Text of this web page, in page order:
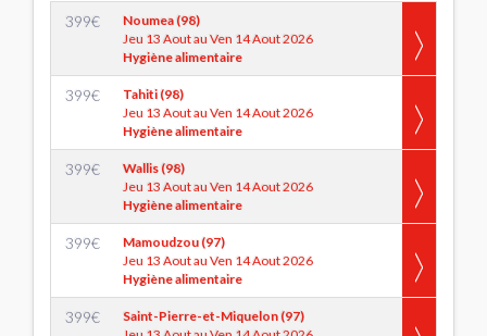
399€
Noumea (98)
Jeu 13 Aout au Ven 14 Aout 2026
Hygiène alimentaire
399€
Tahiti (98)
Jeu 13 Aout au Ven 14 Aout 2026
Hygiène alimentaire
399€
Wallis (98)
Jeu 13 Aout au Ven 14 Aout 2026
Hygiène alimentaire
399€
Mamoudzou (97)
Jeu 13 Aout au Ven 14 Aout 2026
Hygiène alimentaire
399€
Saint-Pierre-et-Miquelon (97)